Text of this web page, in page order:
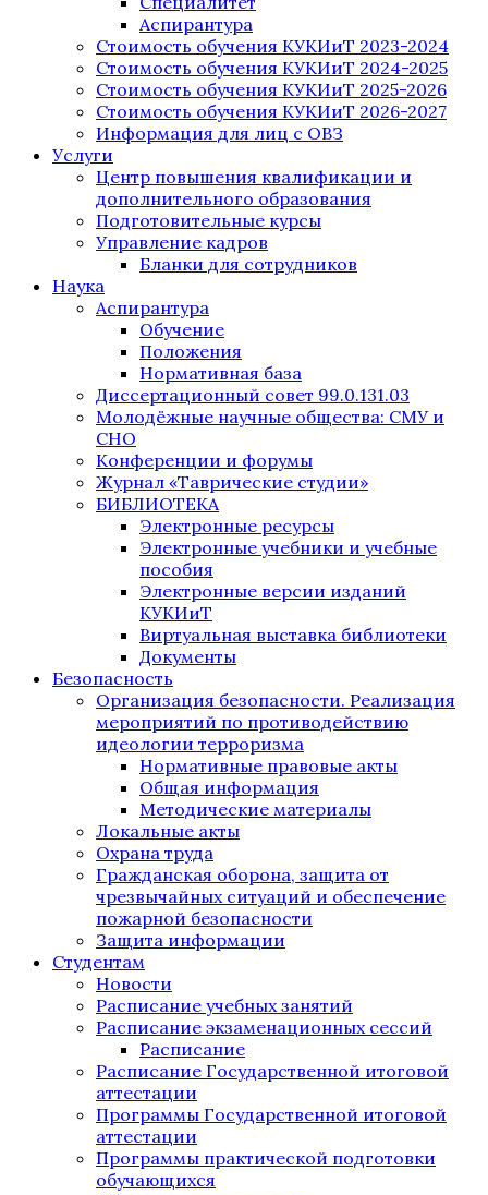
Аспирантура
Стоимость обучения КУКИиТ 2023-2024
Стоимость обучения КУКИиТ 2024-2025
Стоимость обучения КУКИиТ 2025-2026
Стоимость обучения КУКИиТ 2026-2027
Информация для лиц с ОВЗ
Услуги
Центр повышения квалификации и
дополнительного образования
Подготовительные курсы
Управление кадров
Бланки для сотрудников
Наука
Аспирантура
Обучение
Положения
Нормативная база
Диссертационный совет 99.0.131.03
Молодёжные научные общества: СМУ и
СНО
Конференции и форумы
Журнал «Таврические студии»
БИБЛИОТЕКА
Электронные ресурсы
Электронные учебники и учебные
пособия
Электронные версии изданий
КУКИиТ
Виртуальная выставка библиотеки
Документы
Безопасность
Организация безопасности. Реализация
мероприятий по противодействию
идеологии терроризма
Нормативные правовые акты
Общая информация
Методические материалы
Локальные акты
Охрана труда
Гражданская оборона, защита от
чрезвычайных ситуаций и обеспечение
пожарной безопасности
Защита информации
Студентам
Новости
Расписание учебных занятий
Расписание экзаменационных сессий
Расписание
Расписание Государственной итоговой
аттестации
Программы Государственной итоговой
аттестации
Программы практической подготовки
обучающихся